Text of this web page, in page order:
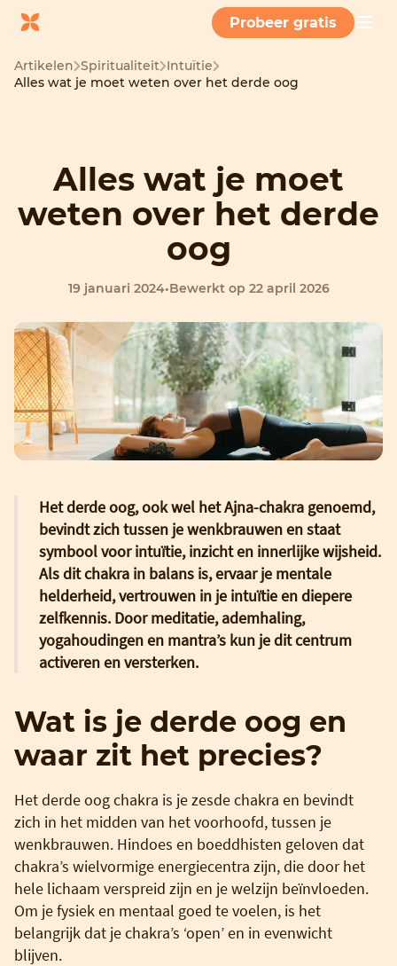
Probeer gratis
Artikelen Spiritualiteit Intuïtie
Alles wat je moet weten over het derde oog
Alles wat je moet
weten over het derde
oog
19 januari 2024•Bewerkt op 22 april 2026
Het derde oog, ook wel het Ajna-chakra genoemd,
bevindt zich tussen je wenkbrauwen en staat
symbool voor intuïtie, inzicht en innerlijke wijsheid.
Als dit chakra in balans is, ervaar je mentale
helderheid, vertrouwen in je intuïtie en diepere
zelfkennis. Door meditatie, ademhaling,
yogahoudingen en mantra’s kun je dit centrum
activeren en versterken.
Wat is je derde oog en
waar zit het precies?
Het derde oog chakra is je zesde chakra en bevindt
zich in het midden van het voorhoofd, tussen je
wenkbrauwen. Hindoes en boeddhisten geloven dat
chakra’s wielvormige energiecentra zijn, die door het
hele lichaam verspreid zijn en je welzijn beïnvloeden.
Om je fysiek en mentaal goed te voelen, is het
belangrijk dat je chakra’s ‘open’ en in evenwicht
blijven.